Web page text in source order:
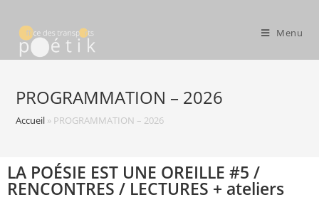
Menu
PROGRAMMATION – 2026
Accueil » PROGRAMMATION – 2026
LA POÉSIE EST UNE OREILLE #5 /
RENCONTRES / LECTURES + ateliers